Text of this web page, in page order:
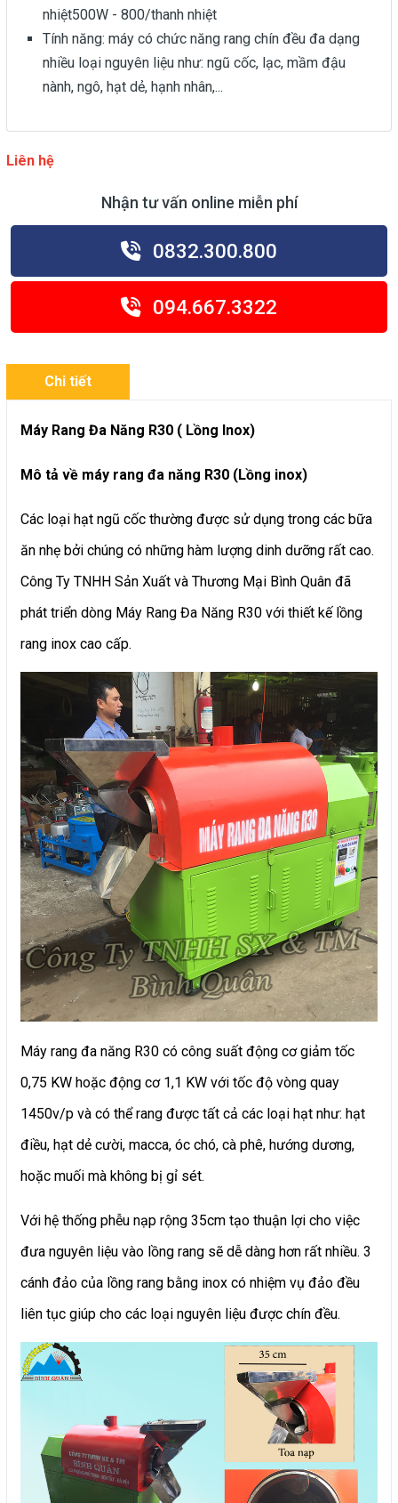
nhiệt500W - 800/thanh nhiệt
Tính năng: máy có chức năng rang chín đều đa dạng
nhiều loại nguyên liệu như: ngũ cốc, lạc, mầm đậu
nành, ngô, hạt dẻ, hạnh nhân,...
Liên hệ
Nhận tư vấn online miễn phí
0832.300.800
094.667.3322
Chi tiết
Máy Rang Đa Năng R30 ( Lồng Inox)
Mô tả về máy rang đa năng R30 (Lồng inox)
Các loại hạt ngũ cốc thường được sử dụng trong các bữa
ăn nhẹ bởi chúng có những hàm lượng dinh dưỡng rất cao.
Công Ty TNHH Sản Xuất và Thương Mại Bình Quân đã
phát triển dòng Máy Rang Đa Năng R30 với thiết kế lồng
rang inox cao cấp.
Máy rang đa năng R30 có công suất động cơ giảm tốc
0,75 KW hoặc động cơ 1,1 KW với tốc độ vòng quay
1450v/p và có thể rang được tất cả các loại hạt như: hạt
điều, hạt dẻ cười, macca, óc chó, cà phê, hướng dương,
hoặc muối mà không bị gỉ sét.
Với hệ thống phễu nạp rộng 35cm tạo thuận lợi cho việc
đưa nguyên liệu vào lồng rang sẽ dễ dàng hơn rất nhiều. 3
cánh đảo của lồng rang bằng inox có nhiệm vụ đảo đều
liên tục giúp cho các loại nguyên liệu được chín đều.